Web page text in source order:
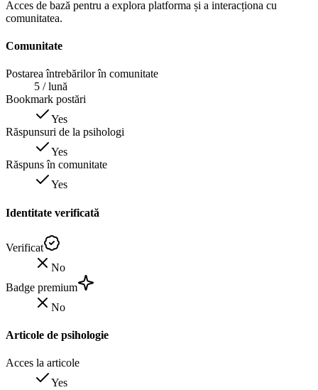
Acces de bază pentru a explora platforma și a interacționa cu
comunitatea.
Comunitate
Postarea întrebărilor în comunitate
5 / lună
Bookmark postări
Yes
Răspunsuri de la psihologi
Yes
Răspuns în comunitate
Yes
Identitate verificată
Verificat
No
Badge premium
No
Articole de psihologie
Acces la articole
Yes